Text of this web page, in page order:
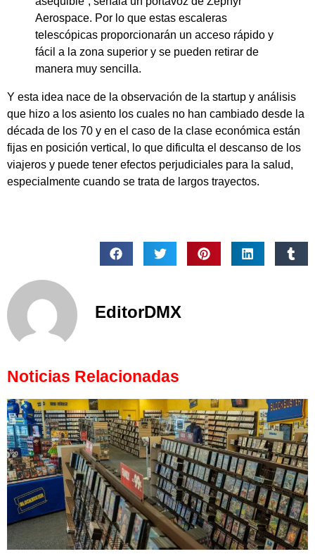
Aerospace. Por lo que estas escaleras
telescópicas proporcionarán un acceso rápido y
fácil a la zona superior y se pueden retirar de
manera muy sencilla.
Y esta idea nace de la observación de la startup y análisis
que hizo a los asiento los cuales no han cambiado desde la
década de los 70 y en el caso de la clase económica están
fijas en posición vertical, lo que dificulta el descanso de los
viajeros y puede tener efectos perjudiciales para la salud,
especialmente cuando se trata de largos trayectos.
EditorDMX
Noticias Relacionadas